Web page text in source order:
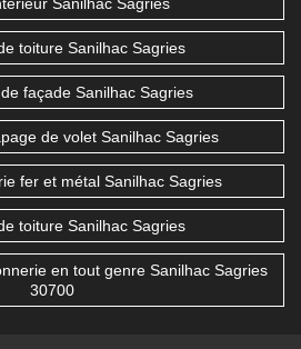
Sanilhac Sagries
toiture Sanilhac Sagries
façade Sanilhac Sagries
de volet Sanilhac Sagries
fer et métal Sanilhac Sagries
toiture Sanilhac Sagries
en tout genre Sanilhac Sagries
30700